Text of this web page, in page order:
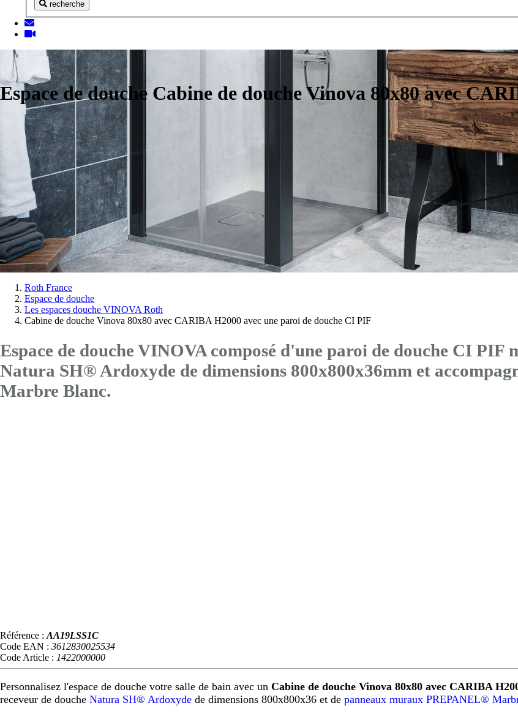
recherche
Espace de douche Cabine de douche Vinova 80x80 avec
Vous
êtes
Roth France
Espace de douche
Les espaces douche VINOVA Roth
Cabine de douche Vinova 80x80 avec CARIBA H2000 avec une paroi de douche CI PIF
Espace de douche VINOVA composé d'une paroi de douche CI PIF
Natura SH® Ardoxyde de dimensions 800x800x36mm et
Marbre Blanc.
Référence : AA19LSS1C
Code EAN : 3612830025534
Code Article : 1422000000
Personnalisez l'espace de douche votre salle de bain avec un Cabine de douche Vinova 80x80 avec CARIBA
receveur de douche Natura SH® Ardoxyde de dimensions 800x800x36 et de panneaux muraux PREPANEL®